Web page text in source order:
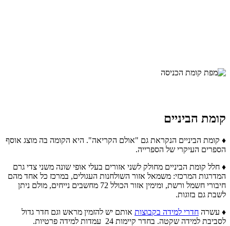
קומת הביניים
♦ קומת הביניים הנקראת גם "אולם הקריאה". היא הקומה בה מוצג אוסף
הספרים העיקרי של הספרייה.
♦ חלל קומת הביניים מחולק לשני אזורים בעלי אופי שונה משני צדי גרם
המדרגות המרכזי: משמאל אזור השולחנות העגולים, במרכז כל אחד מהם
חיבורי חשמל ורשת, ומימין אזור הכולל 72 מחשבים נייחים, מולם ניתן
לשבת גם בזוגות.
♦ עשרה חדרי למידה בקבוצות אותם יש להזמין מראש וגם חדר גדול
לסביבת למידה שקטה. בחדר קיימות 24 עמדות למידה פרטיות.